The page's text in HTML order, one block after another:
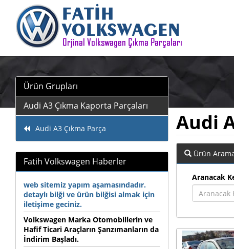
Ürün Grupları
Audi A3 Çıkma Kaporta Parçaları
Audi A3 Çıkma Parça
Fatih Volkswagen Haberler
web sitemiz yapım aşamasındadır.
detaylı bilği ve ürün bilğisi almak için
iletişime geciniz.
Volkswagen Marka Otomobillerin ve
Hafif Ticari Araçların Şanzımanların da
İndirim Başladı.
Audi
Ürün
Aranacak